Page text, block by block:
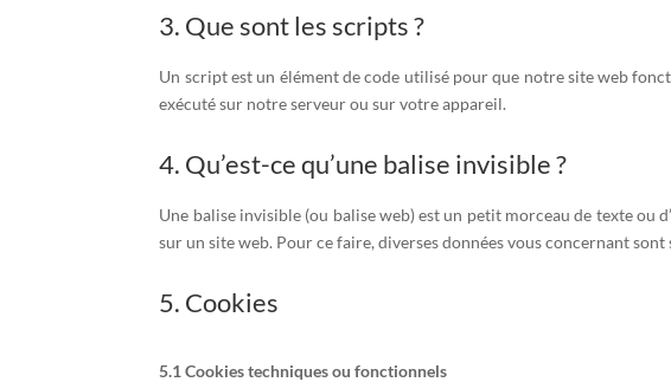
3. Que sont les scripts ?
Un script est un élément de code utilisé pour que notre site web
exécuté sur notre serveur ou sur votre appareil.
4. Qu’est-ce qu’une balise invisible ?
Une balise invisible (ou balise web) est un petit morceau de texte ou
sur un site web. Pour ce faire, diverses données vous concernant sont
5. Cookies
5.1 Cookies techniques ou fonctionnels